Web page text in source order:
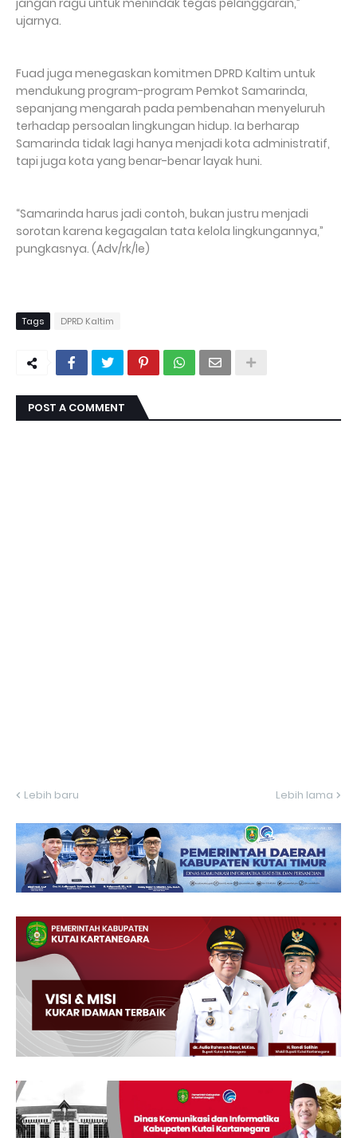
ujarnya.
Fuad juga menegaskan komitmen DPRD Kaltim untuk
mendukung program-program Pemkot Samarinda,
sepanjang mengarah pada pembenahan menyeluruh
terhadap persoalan lingkungan hidup. Ia berharap
Samarinda tidak lagi hanya menjadi kota administratif,
tapi juga kota yang benar-benar layak huni.
“Samarinda harus jadi contoh, bukan justru menjadi
sorotan karena kegagalan tata kelola lingkungannya,”
pungkasnya. (Adv/rk/le)
Tags DPRD Kaltim
POST A COMMENT
Lebih baru Lebih lama